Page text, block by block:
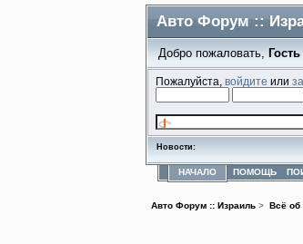
Авто Форум ::
Добро пожаловать, Гость
Пожалуйста,войдите или
Новости:
НАЧАЛО ПОМОЩЬ
Авто Форум :: Израиль > Всё об